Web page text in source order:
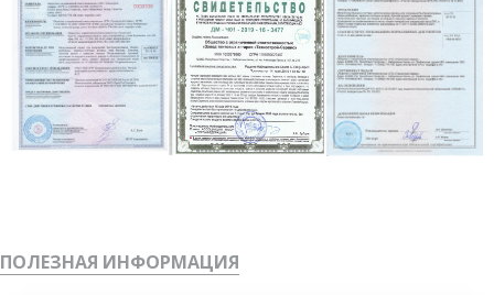
ПОЛЕЗНАЯ ИНФОРМАЦИЯ